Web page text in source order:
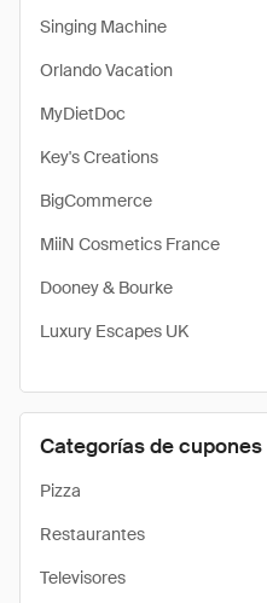
Singing Machine
Orlando Vacation
MyDietDoc
Key's Creations
BigCommerce
MiiN Cosmetics France
Dooney & Bourke
Luxury Escapes UK
Categorías de cupones
Pizza
Restaurantes
Televisores